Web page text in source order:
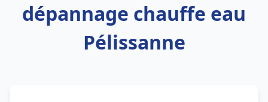
dépannage chauffe eau
Pélissanne